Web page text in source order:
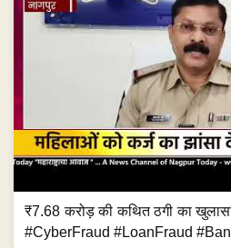
₹7.68 करोड़ की कथित ठगी का
#CyberFraud #LoanFraud